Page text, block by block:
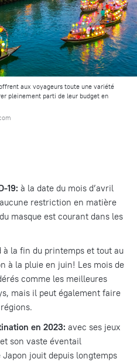
aux voyageurs toute une variété
pleinement parti de leur budget en
19: à la date du mois d’avril
restriction en matière
masque est courant dans les
à la fin du printemps et tout au
à la pluie en juin! Les mois de
comme les meilleures
mais il peut également faire
en 2023: avec ses jeux
son vaste éventail
Japon jouit depuis longtemps